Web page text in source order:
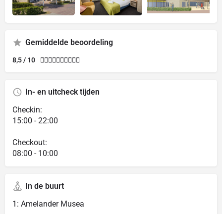
Gemiddelde beoordeling
8,5 / 10 
In- en uitcheck tijden
Checkin:
15:00 - 22:00
Checkout:
08:00 - 10:00
In de buurt
1: Amelander Musea